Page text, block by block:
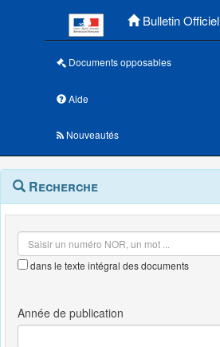
Bulletin Officiel
Documents opposables
Aide
Nouveautés
Navigation
outils
Menu
contextuel
Recherche
dans le texte intégral des documents